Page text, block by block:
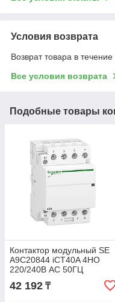
Условия возврата
Возврат товара в
Все условия возврата
Подобные товары
Контактор модульный SE
A9C20844 iCT40A 4НО
220/240В АС 50ГЦ
42 192 ₸